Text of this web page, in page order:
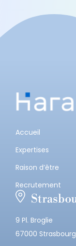
Accueil
Expertises
Raison d’être
Recrutement
9 Pl. Broglie
67000 Strasbourg